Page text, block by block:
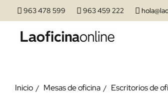
963 478 599 963 459 222
Inicio Mesas de oficina Escritorios de